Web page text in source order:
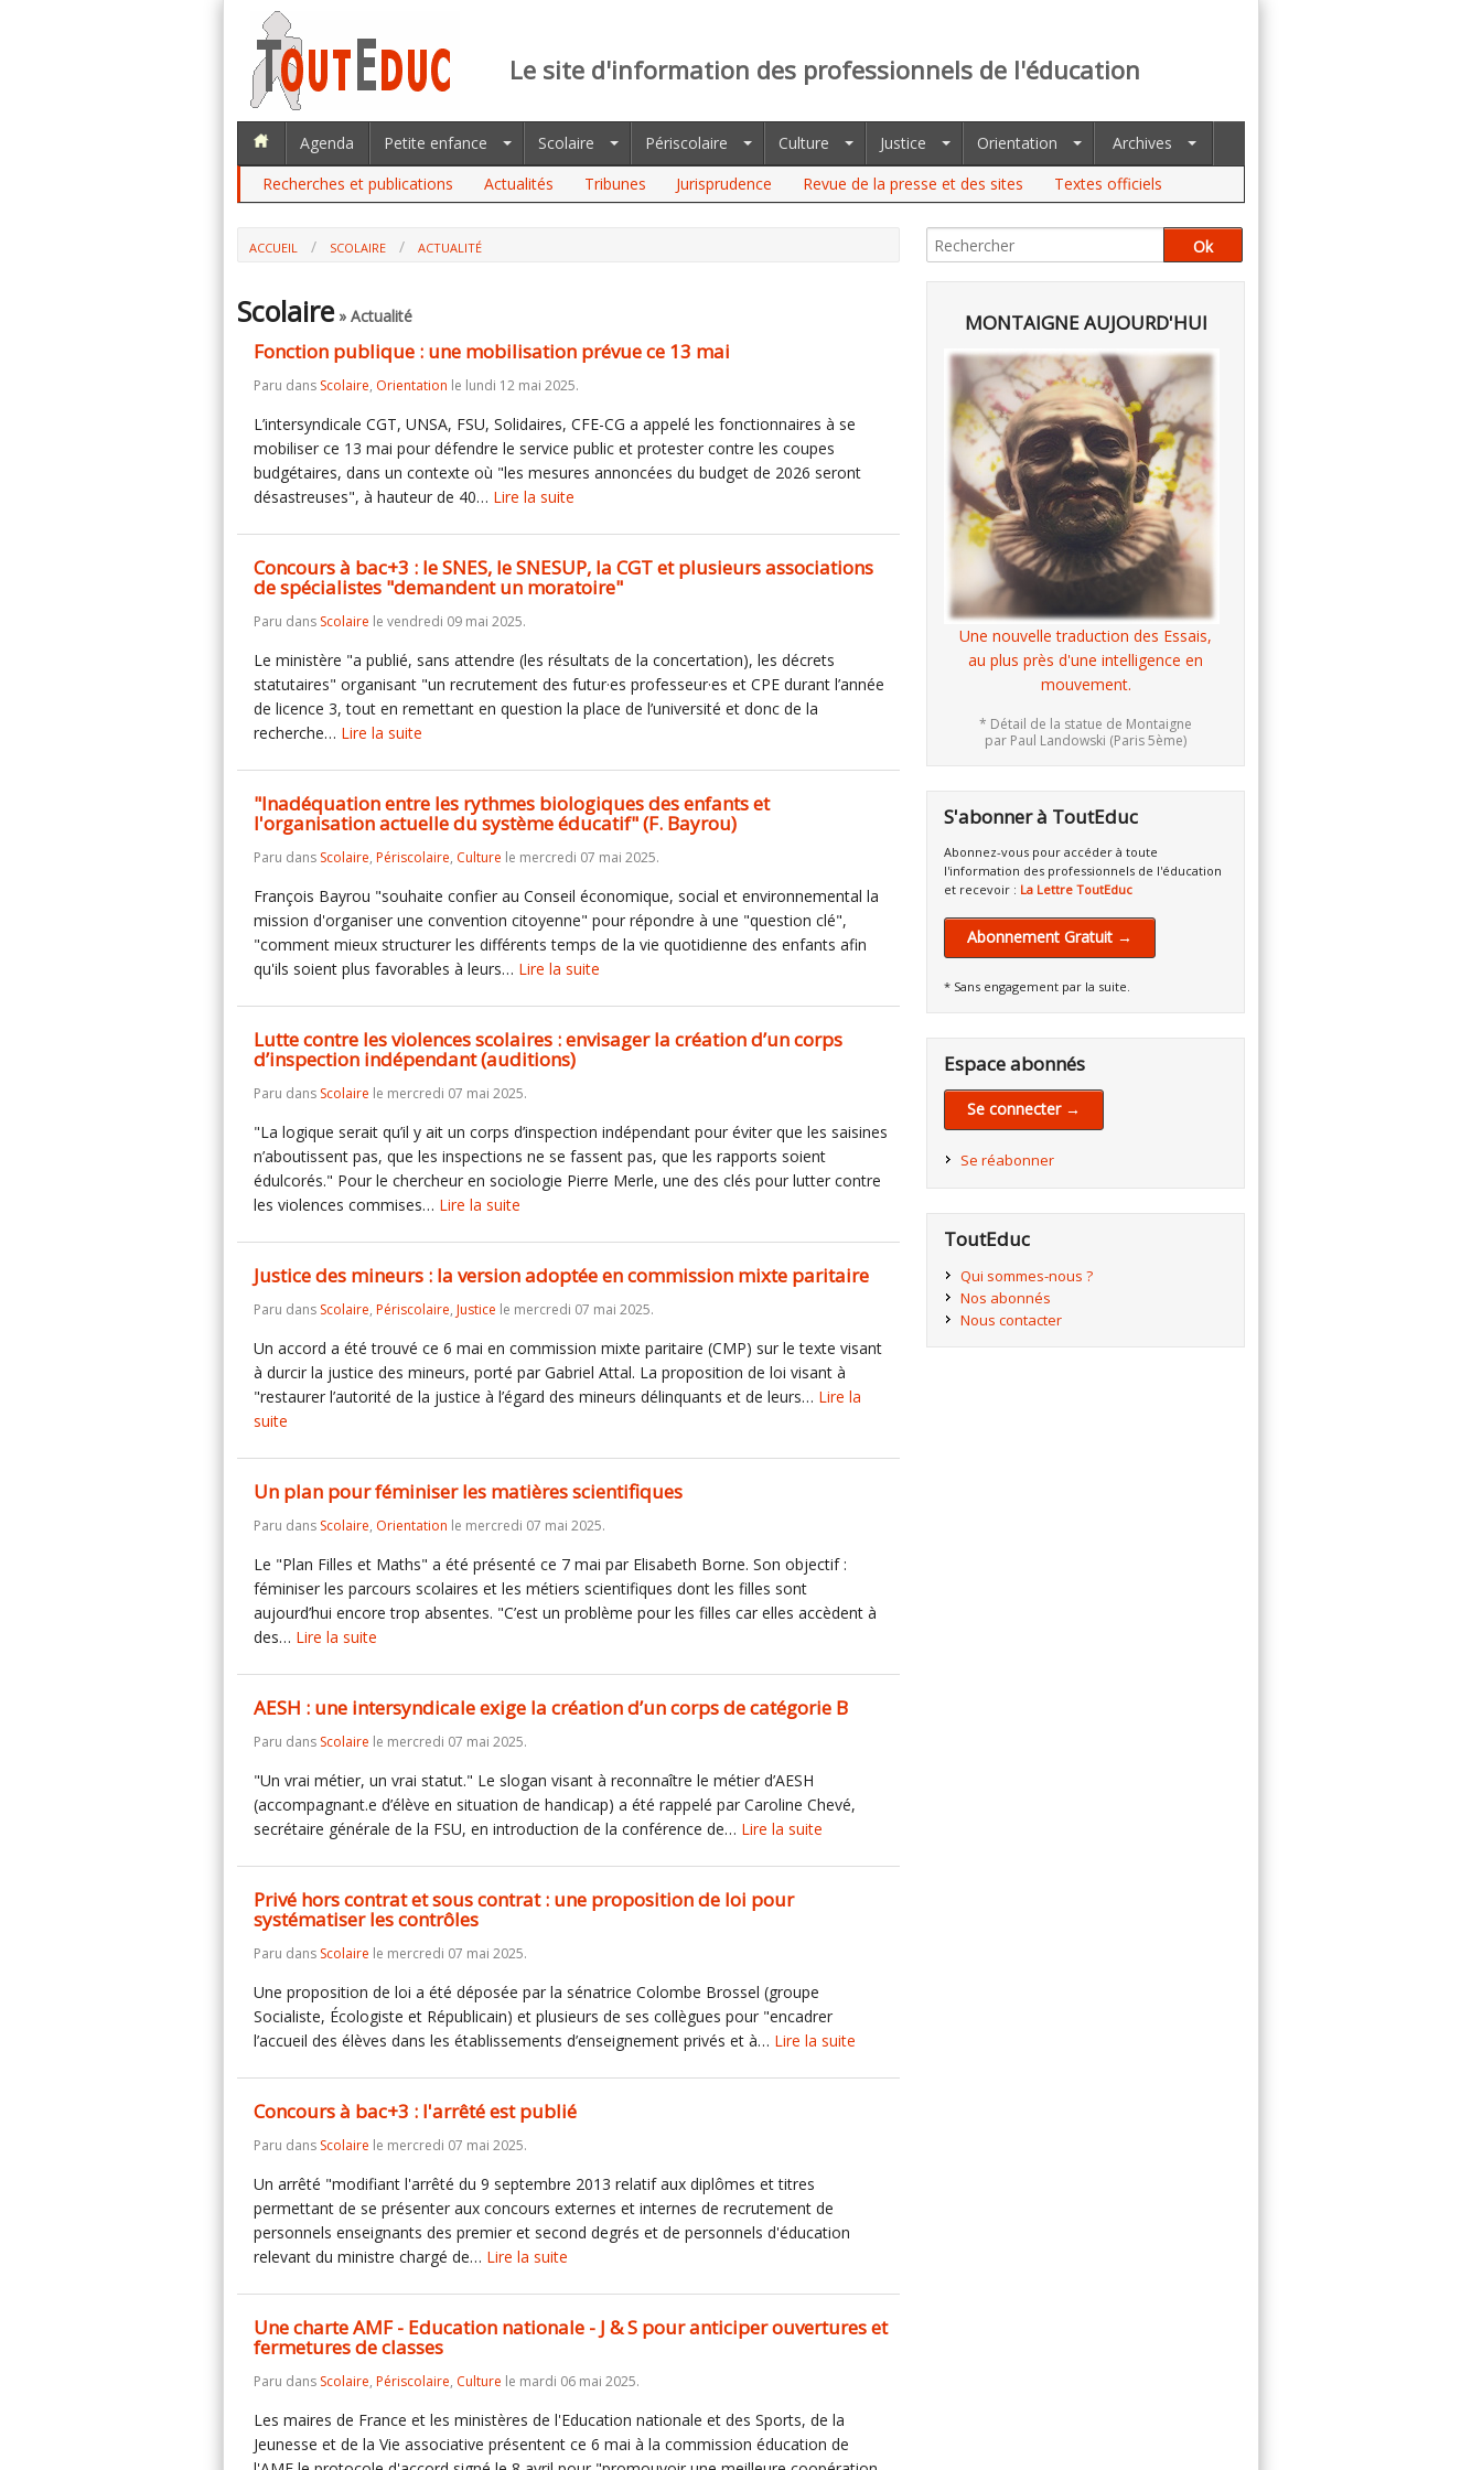
Le site d'information des professionnels de l'éducation
Agenda Petite enfance Scolaire Périscolaire Culture Justice Orientation
Archives
Recherches et publications
Actualités Tribunes Jurisprudence Revue de la presse et des sites Textes officiels
ACCUEIL SCOLAIRE ACTUALITÉ
Scolaire» Actualité
Fonction publique : une mobilisation prévue ce 13 mai
Paru dans Scolaire, Orientation le lundi 12 mai 2025.
L’intersyndicale CGT, UNSA, FSU, Solidaires, CFE-CG a appelé les fonctionnaires à se
mobiliser ce 13 mai pour défendre le service public et protester contre les coupes
budgétaires, dans un contexte où "les mesures annoncées du budget de 2026 seront
désastreuses", à hauteur de 40… Lire la suite
Concours à bac+3 : le SNES, le SNESUP, la CGT et plusieurs associations
de spécialistes "demandent un moratoire"
Paru dans Scolaire le vendredi 09 mai 2025.
Le ministère "a publié, sans attendre (les résultats de la concertation), les décrets
statutaires" organisant "un recrutement des futur·es professeur·es et CPE durant l’année
de licence 3, tout en remettant en question la place de l’université et donc de la
recherche… Lire la suite
"Inadéquation entre les rythmes biologiques des enfants et
l'organisation actuelle du système éducatif" (F. Bayrou)
Paru dans Scolaire, Périscolaire, Culture le mercredi 07 mai 2025.
François Bayrou "souhaite confier au Conseil économique, social et environnemental la
mission d'organiser une convention citoyenne" pour répondre à une "question clé",
"comment mieux structurer les différents temps de la vie quotidienne des enfants afin
qu'ils soient plus favorables à leurs… Lire la suite
Lutte contre les violences scolaires : envisager la création d’un corps
d’inspection indépendant (auditions)
Paru dans Scolaire le mercredi 07 mai 2025.
"La logique serait qu’il y ait un corps d’inspection indépendant pour éviter que les saisines
n’aboutissent pas, que les inspections ne se fassent pas, que les rapports soient
édulcorés." Pour le chercheur en sociologie Pierre Merle, une des clés pour lutter contre
les violences commises… Lire la suite
Justice des mineurs : la version adoptée en commission mixte paritaire
Paru dans Scolaire, Périscolaire, Justice le mercredi 07 mai 2025.
Un accord a été trouvé ce 6 mai en commission mixte paritaire (CMP) sur le texte visant
à durcir la justice des mineurs, porté par Gabriel Attal. La proposition de loi visant à
"restaurer l’autorité de la justice à l’égard des mineurs délinquants et de leurs… Lire la
suite
Un plan pour féminiser les matières scientifiques
Paru dans Scolaire, Orientation le mercredi 07 mai 2025.
Le "Plan Filles et Maths" a été présenté ce 7 mai par Elisabeth Borne. Son objectif :
féminiser les parcours scolaires et les métiers scientifiques dont les filles sont
aujourd’hui encore trop absentes. "C’est un problème pour les filles car elles accèdent à
des… Lire la suite
AESH : une intersyndicale exige la création d’un corps de catégorie B
Paru dans Scolaire le mercredi 07 mai 2025.
"Un vrai métier, un vrai statut." Le slogan visant à reconnaître le métier d’AESH
(accompagnant.e d’élève en situation de handicap) a été rappelé par Caroline Chevé,
secrétaire générale de la FSU, en introduction de la conférence de… Lire la suite
Privé hors contrat et sous contrat : une proposition de loi pour
systématiser les contrôles
Paru dans Scolaire le mercredi 07 mai 2025.
Une proposition de loi a été déposée par la sénatrice Colombe Brossel (groupe
Socialiste, Écologiste et Républicain) et plusieurs de ses collègues pour "encadrer
l’accueil des élèves dans les établissements d’enseignement privés et à… Lire la suite
Concours à bac+3 : l'arrêté est publié
Paru dans Scolaire le mercredi 07 mai 2025.
Un arrêté "modifiant l'arrêté du 9 septembre 2013 relatif aux diplômes et titres
permettant de se présenter aux concours externes et internes de recrutement de
personnels enseignants des premier et second degrés et de personnels d'éducation
relevant du ministre chargé de… Lire la suite
Une charte AMF - Education nationale - J & S pour anticiper ouvertures et
fermetures de classes
Paru dans Scolaire, Périscolaire, Culture le mardi 06 mai 2025.
Les maires de France et les ministères de l'Education nationale et des Sports, de la
Jeunesse et de la Vie associative présentent ce 6 mai à la commission éducation de
MONTAIGNE AUJOURD'HUI
Une nouvelle traduction des Essais,
au plus près d'une intelligence en
mouvement.
* Détail de la statue de Montaigne
par Paul Landowski (Paris 5ème)
S'abonner à ToutEduc
Abonnez-vous pour accéder à toute
l'information des professionnels de l'éducation
et recevoir : La Lettre ToutEduc
Abonnement Gratuit →
* Sans engagement par la suite.
Espace abonnés
Se connecter →
Se réabonner
ToutEduc
Qui sommes-nous ?
Nos abonnés
Nous contacter